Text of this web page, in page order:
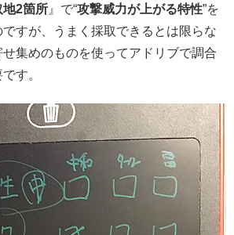
地2箇所 』で“攻撃威力が上がる特性”を
すが、うまく採取できるとは限らな
集めのものを使ってアドリブで調合
す。